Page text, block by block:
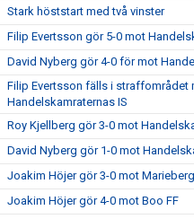
Stark höststart med två vinster
Filip Evertsson gör 5-0 mot
David Nyberg gör 4-0 för mot
Filip Evertsson fälls i straffområdet
Handelskamraternas IS
Roy Kjellberg gör 3-0 mot
David Nyberg gör 1-0 mot
Joakim Höjer gör 3-0 mot
Joakim Höjer gör 4-0 mot Boo FF